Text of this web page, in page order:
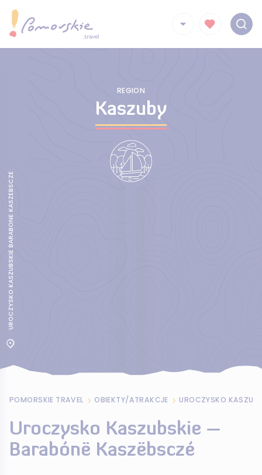
REGION
Kaszuby
UROCZYSKO KASZUBSKIE BARABONE KASZEBSCZE
POMORSKIE TRAVEL OBIEKTY/ATRAKCJE
Uroczysko Kaszubskie –
Barabónë Kaszëbsczé